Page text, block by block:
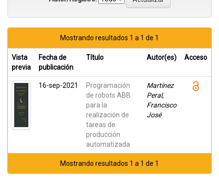
Mostrando resultados 1 a 1 de 1
Vista
previa
Fecha de
publicación
Título Autor(es) Acceso
16-sep-2021
Programación
de robots ABB
para la
realización de
tareas de
producción
automatizada
Martínez
Peral,
Francisco
José
Mostrando resultados 1 a 1 de 1